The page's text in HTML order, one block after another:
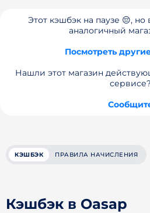
Этот кэшбэк на паузе 😔,
аналогичный
Посмотреть
Нашли этот магазин
сервисе?
КЭШБЭК ПРАВИЛА НАЧИСЛЕНИЯ
Кэшбэк в Oasap